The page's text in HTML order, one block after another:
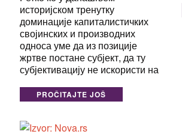
историјском тренутку
доминације капиталистичких
својинских и производних
односа уме да из позиције
жртве постане субјект, да ту
субјективацију не искористи на
PROČITAJTE JOŠ